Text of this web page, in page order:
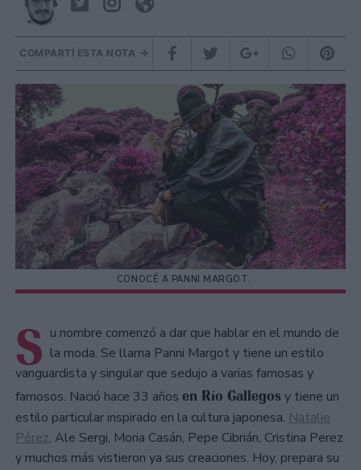
COMPARTÍ ESTA NOTA
CONOCÉ A PANNI MARGOT.
S u nombre comenzó a dar que hablar en el mundo de
la moda. Se llama Panni Margot y tiene un estilo
vanguardista y singular que sedujo a varias famosas y
famosos. Nació hace 33 años en Río Gallegos y tiene un
estilo particular inspirado en la cultura japonesa. Natalie
Pérez, Ale Sergi, Moria Casán, Pepe Cibrián, Cristina Perez
y muchos más vistieron ya sus creaciones. Hoy, prepara su